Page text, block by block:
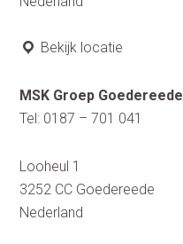
Bekijk locatie
MSK Groep Goedereede
Tel: 0187 – 701 041
Looheul 1
3252 CC Goedereede
Nederland